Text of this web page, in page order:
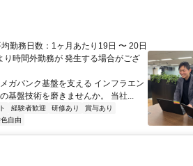
勤務日数：1ヶ月あたり19日 〜 20日
時間外勤務が 発生する場合がござ
ガバンク基盤を支える インフラエン
基盤技術を磨きませんか。 当社...
経験者歓迎 研修あり
賞与あり
自由